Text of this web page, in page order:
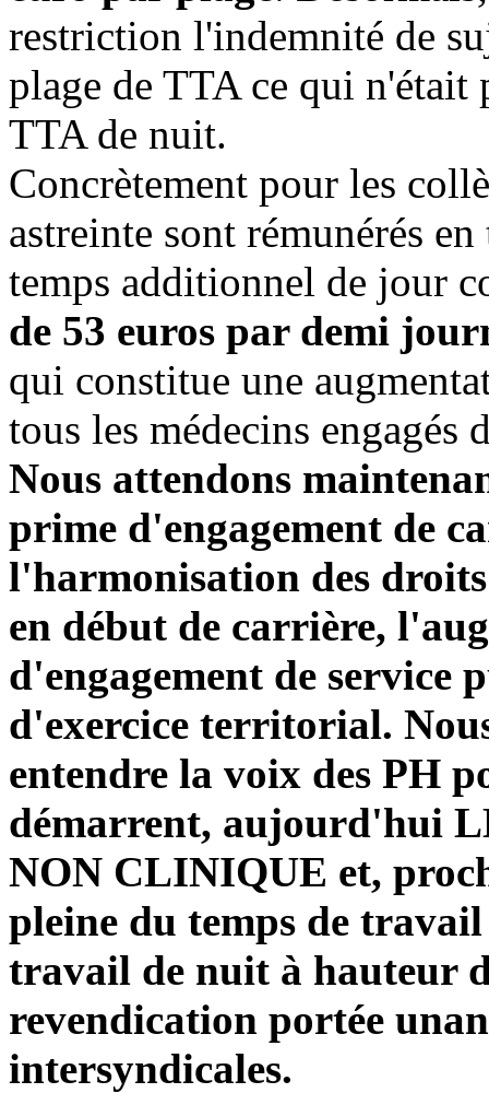
restriction l'indemnité de
plage de TTA ce qui n'était
TTA de nuit.
Concrètement pour les
astreinte sont rémunérés
temps additionnel de jour
de 53 euros par demi
qui constitue une
tous les médecins engagés
Nous attendons
prime d'engagement de
l'harmonisation des
en début de carrière,
d'engagement de service
d'exercice territorial.
entendre la voix des PH
démarrent, aujourd'hui
NON CLINIQUE et,
pleine du temps de
travail de nuit à hauteur
revendication portée
intersyndicales.